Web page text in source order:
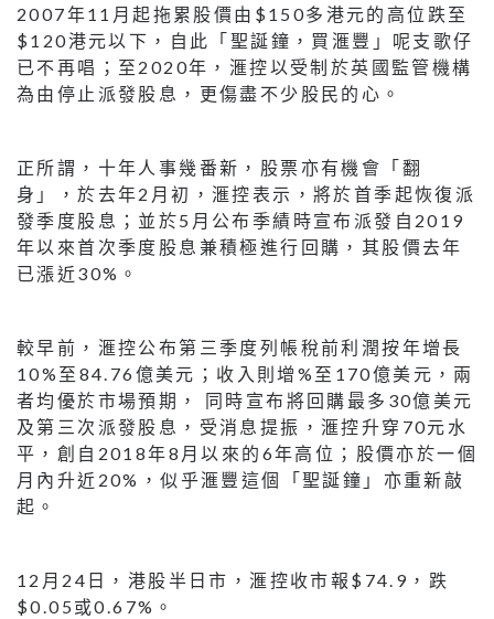
2007年11月起拖累股價由$150多港元的高位跌至
$120港元以下，自此「聖誕鐘，買滙豐」呢支歌仔
已不再唱；至2020年，滙控以受制於英國監管機構
為由停止派發股息，更傷盡不少股民的心。
正所謂，十年人事幾番新，股票亦有機會「翻
身」，於去年2月初，滙控表示，將於首季起恢復派
發季度股息；並於5月公布季績時宣布派發自2019
年以來首次季度股息兼積極進行回購，其股價去年
已漲近30%。
較早前，滙控公布第三季度列帳稅前利潤按年增長
10%至84.76億美元；收入則增%至170億美元，兩
者均優於市場預期， 同時宣布將回購最多30億美元
及第三次派發股息，受消息提振，滙控升穿70元水
平，創自2018年8月以來的6年高位；股價亦於一個
月內升近20%，似乎滙豐這個「聖誕鐘」亦重新敲
起。
12月24日，港股半日市，滙控收市報$74.9，跌
$0.05或0.67%。